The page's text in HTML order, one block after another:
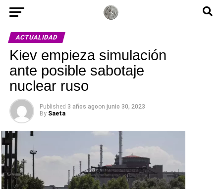
ACTUALIDAD
Kiev empieza simulación
ante posible sabotaje
nuclear ruso
Published 3 años agoon junio 30, 2023
By Saeta